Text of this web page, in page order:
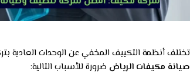
تختلف أنظمة التكييف المخفي عن الوحدات
صيانة مكيفات الرياض ضرورة للأسباب التالية: